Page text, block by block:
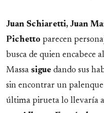
Juan Schiaretti, Juan
Pichetto parecen
busca de quien encabece
Massa sigue dando sus
sin encontrar un palenque
última pirueta lo llevaría